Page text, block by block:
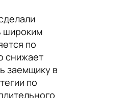
широким
по
снижает
заемщику в
по